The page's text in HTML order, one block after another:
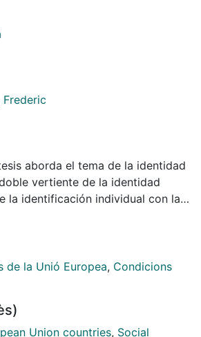
Frederic
aborda el tema de la identidad
vertiente de la identidad
la identificación individual con la
se analizan desde la
construccionismo social
En este sentido, se
sociales constituyen
y caóticas que se expresan a
se construyen en discursos
de la Unió Europea, Condicions
Union countries, Social